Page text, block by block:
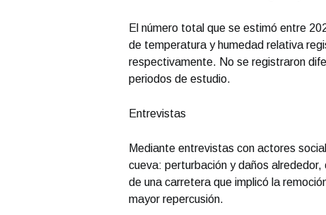
El número total que se estimó entre
de temperatura y humedad relativa
respectivamente. No se registraron
periodos de estudio.
Entrevistas
Mediante entrevistas con actores
cueva: perturbación y daños
de una carretera que implicó la
mayor repercusión.